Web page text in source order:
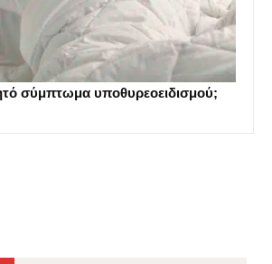
σύμπτωμα υποθυρεοειδισμού;